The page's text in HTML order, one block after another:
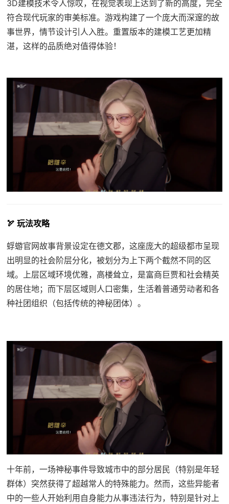
3D建模技术令人惊叹，在视觉表现上达到了新的高度，完全
符合现代玩家的审美标准。游戏构建了一个庞大而深邃的故
事世界，情节设计引人入胜。重置版本的建模工艺更加精
湛，这样的品质绝对值得体验！
🏹 玩法攻略
蜉蝣官网故事背景设定在德文郡，这座庞大的超级都市呈现
出明显的社会阶层分化，被划分为上下两个截然不同的区
域。上层区域环境优雅，高楼耸立，是富商巨贾和社会精英
的居住地；而下层区域则人口密集，生活着普通劳动者和各
种社团组织（包括传统的神秘团体）。
十年前，一场神秘事件导致城市中的部分居民（特别是年轻
群体）突然获得了超越常人的特殊能力。然而，这些异能者
中的一些人开始利用自身能力从事违法行为，特别是针对上